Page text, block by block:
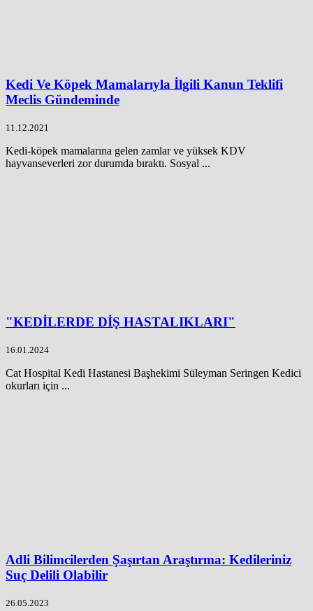
Kedi Ve Köpek Mamalarıyla İlgili Kanun Teklifi
Meclis Gündeminde
11.12.2021
Kedi-köpek mamalarına gelen zamlar ve yüksek KDV
hayvanseverleri zor durumda bıraktı. Sosyal ...
"KEDİLERDE DİŞ HASTALIKLARI"
16.01.2024
Cat Hospital Kedi Hastanesi Başhekimi Süleyman Seringen Kedici
okurları için ...
Adli Bilimcilerden Şaşırtan Araştırma: Kedileriniz
Suç Delili Olabilir
26.05.2023